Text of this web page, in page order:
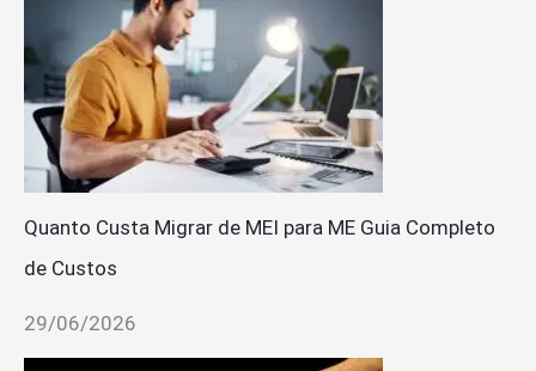
Quanto Custa Migrar de MEI para ME Guia Completo
de Custos
29/06/2026